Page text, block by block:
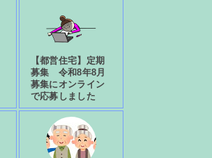
【都営住宅】定期
募集 令和8年8月
募集にオンライン
で応募しました